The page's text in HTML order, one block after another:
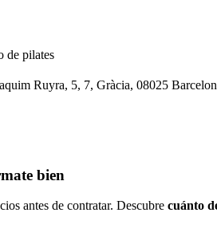
de pilates
Ruyra, 5, 7, Gràcia, 08025
bien
antes de contratar. Descubre cuánto